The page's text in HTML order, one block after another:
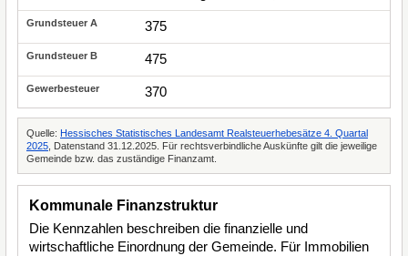
375
475
370
Quelle: Hessisches Statistisches Landesamt Realsteuerhebesätze 4. Quartal
2025 , Datenstand 31.12.2025. Für rechtsverbindliche Auskünfte gilt die jeweilige
Gemeinde bzw. das zuständige Finanzamt.
Kommunale Finanzstruktur
Die Kennzahlen beschreiben die finanzielle und
wirtschaftliche Einordnung der Gemeinde. Für Immobilien